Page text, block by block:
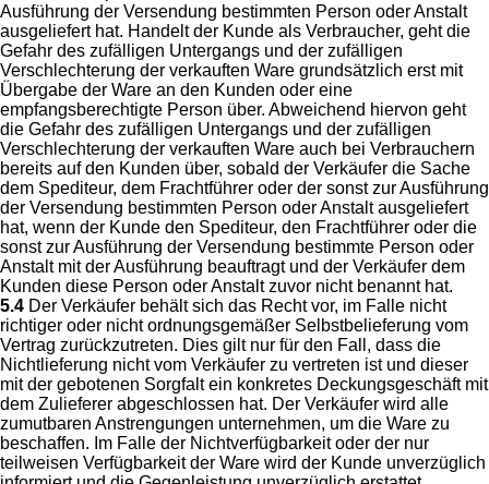
Ausführung der Versendung bestimmten Person oder Anstalt
ausgeliefert hat. Handelt der Kunde als Verbraucher, geht die
Gefahr des zufälligen Untergangs und der zufälligen
Verschlechterung der verkauften Ware grundsätzlich erst mit
Übergabe der Ware an den Kunden oder eine
empfangsberechtigte Person über. Abweichend hiervon geht
die Gefahr des zufälligen Untergangs und der zufälligen
Verschlechterung der verkauften Ware auch bei Verbrauchern
bereits auf den Kunden über, sobald der Verkäufer die Sache
dem Spediteur, dem Frachtführer oder der sonst zur Ausführung
der Versendung bestimmten Person oder Anstalt ausgeliefert
hat, wenn der Kunde den Spediteur, den Frachtführer oder die
sonst zur Ausführung der Versendung bestimmte Person oder
Anstalt mit der Ausführung beauftragt und der Verkäufer dem
Kunden diese Person oder Anstalt zuvor nicht benannt hat.
5.4 Der Verkäufer behält sich das Recht vor, im Falle nicht
richtiger oder nicht ordnungsgemäßer Selbstbelieferung vom
Vertrag zurückzutreten. Dies gilt nur für den Fall, dass die
Nichtlieferung nicht vom Verkäufer zu vertreten ist und dieser
mit der gebotenen Sorgfalt ein konkretes Deckungsgeschäft mit
dem Zulieferer abgeschlossen hat. Der Verkäufer wird alle
zumutbaren Anstrengungen unternehmen, um die Ware zu
beschaffen. Im Falle der Nichtverfügbarkeit oder der nur
teilweisen Verfügbarkeit der Ware wird der Kunde unverzüglich